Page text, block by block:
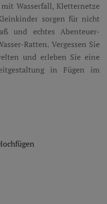
Wasserfall, Kletternetze
sorgen für nicht
und echtes Abenteuer-
Ratten. Vergessen Sie
und erleben Sie eine
in Fügen im